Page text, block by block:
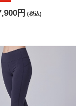
円 (税込)